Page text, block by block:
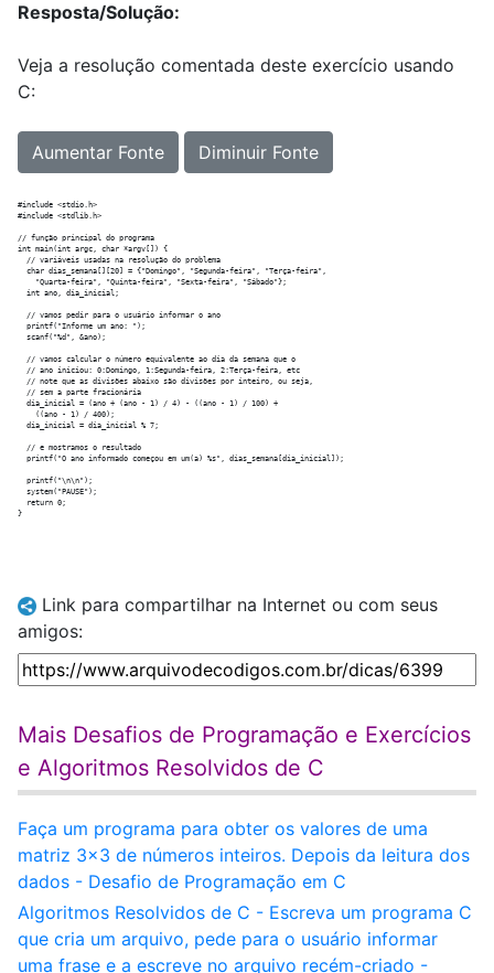
Resposta/Solução:
Veja a resolução comentada deste exercício usando
C:
Aumentar Fonte Diminuir Fonte
#include <stdio.h>
#include <stdlib.h>
// função principal do programa
int main(int argc, char *argv[]) {
  // variáveis usadas na resolução do problema
  char dias_semana[][20] = {"Domingo", "Segunda-feira", "Terça-feira",
    "Quarta-feira", "Quinta-feira", "Sexta-feira", "Sábado"};
  int ano, dia_inicial;
  // vamos pedir para o usuário informar o ano
  printf("Informe um ano: ");
  scanf("%d", &ano);
  // vamos calcular o número equivalente ao dia da semana que o
  // ano iniciou: 0:Domingo, 1:Segunda-feira, 2:Terça-feira, etc
  // note que as divisões abaixo são divisões por inteiro, ou seja,
  // sem a parte fracionária
  dia_inicial = (ano + (ano - 1) / 4) - ((ano - 1) / 100) +
    ((ano - 1) / 400);
  dia_inicial = dia_inicial % 7;
  // e mostramos o resultado
  printf("O ano informado começou em um(a) %s", dias_semana[dia_inicial]);
  printf("\n\n");
  system("PAUSE");
  return 0;
Link para compartilhar na Internet ou com seus
amigos:
Mais Desafios de Programação e Exercícios
e Algoritmos Resolvidos de C
Faça um programa para obter os valores de uma
matriz 3x3 de números inteiros. Depois da leitura dos
dados - Desafio de Programação em C
Algoritmos Resolvidos de C - Escreva um programa C
que cria um arquivo, pede para o usuário informar
uma frase e a escreve no arquivo recém-criado -